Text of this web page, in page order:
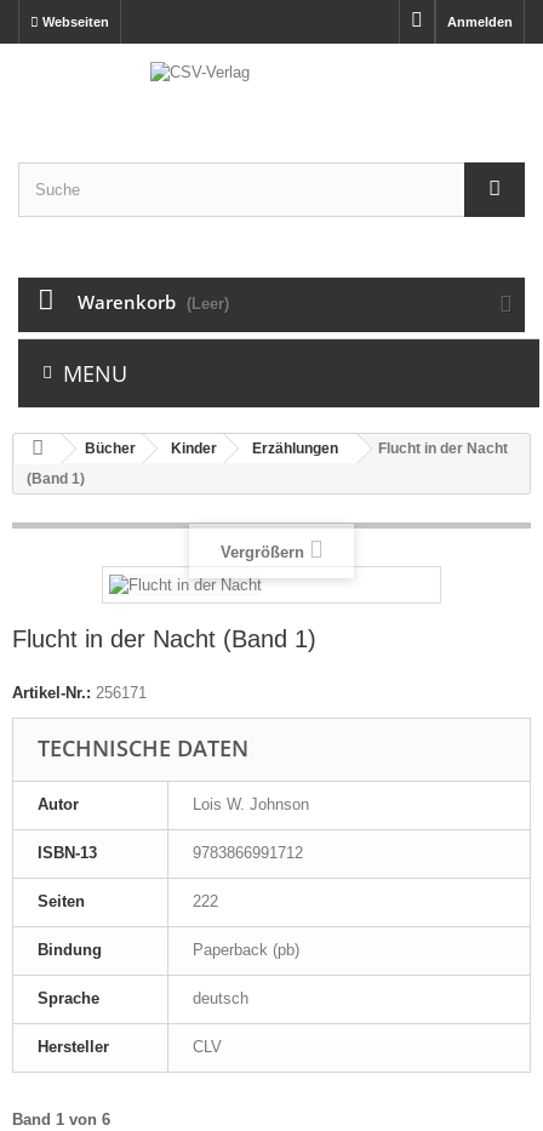
Anmelden
Webseiten
Warenkorb (Leer)
MENU
Bücher Kinder Erzählungen
Flucht in der Nacht
(Band 1)
Vergrößern
Flucht in der Nacht (Band 1)
Artikel-Nr.: 256171
TECHNISCHE DATEN
Autor Lois W. Johnson
ISBN-13 9783866991712
Seiten 222
Bindung Paperback (pb)
Sprache deutsch
Hersteller CLV
Band 1 von 6